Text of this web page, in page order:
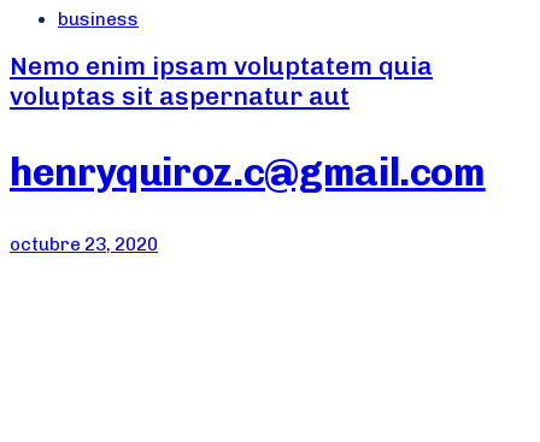
Tags
business
Nemo enim ipsam voluptatem quia
voluptas sit aspernatur aut
henryquiroz.c@gmail.com
octubre 23, 2020